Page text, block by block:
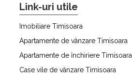
Link-uri utile
Imobiliare Timisoara
Apartamente de vânzare Timisoara
Apartamente de închiriere Timisoara
Case vile de vânzare Timisoara